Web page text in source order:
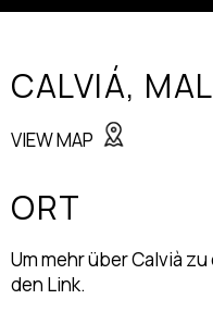
CALVIÁ,
VIEW MAP
ORT
Um mehr über Calvià
den Link.